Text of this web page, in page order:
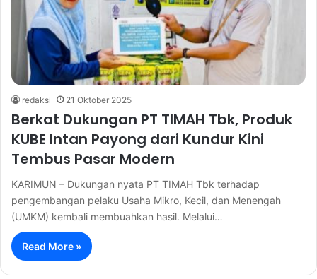
redaksi 21 Oktober 2025
Berkat Dukungan PT TIMAH Tbk, Produk
KUBE Intan Payong dari Kundur Kini
Tembus Pasar Modern
KARIMUN – Dukungan nyata PT TIMAH Tbk terhadap
pengembangan pelaku Usaha Mikro, Kecil, dan Menengah
(UMKM) kembali membuahkan hasil. Melalui…
Read More »